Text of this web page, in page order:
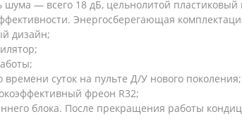
шума — всего 18 дБ, цельнолитой
Энергосберегающая
дизайн;
суток на пульте Д/У нового поколения;
фреон R32;
блока. После прекращения работы